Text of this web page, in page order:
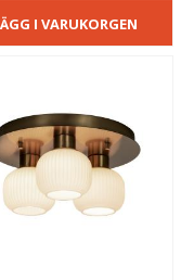
I VARUKORGEN